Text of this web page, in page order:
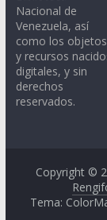
Nacional de
Venezuela, así
como los objetos
y recursos
digitales, y sin
derechos
reservados.
Copyright ©
Tema: